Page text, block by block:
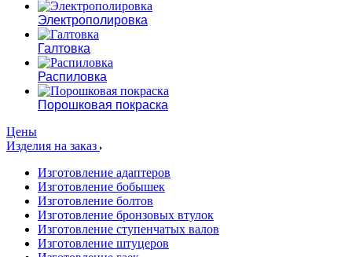
Электрополировка
Галтовка
Распиловка
Порошковая покраска
Цены
Изделия на заказ
Изготовление адаптеров
Изготовление бобышек
Изготовление болтов
Изготовление бронзовых втулок
Изготовление ступенчатых валов
Изготовление штуцеров